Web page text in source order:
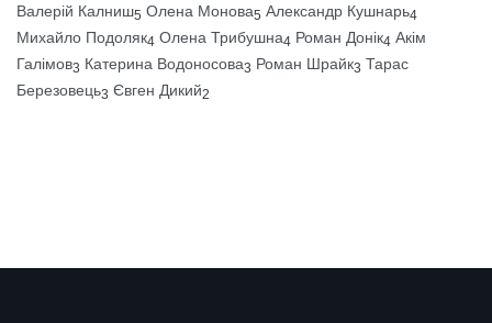
Валерій Калниш5 Олена Монова5 Александр Кушнарь4
Михайло Подоляк4 Олена Трибушна4 Роман Донік4 Акім
Галімов3 Катерина Водоносова3 Роман Шрайк3 Тарас
Березовець3 Євген Дикий2